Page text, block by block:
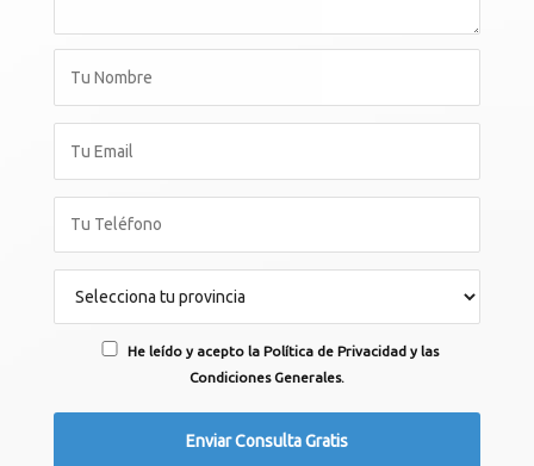
He leído y acepto la Política de Privacidad y las
Condiciones Generales.